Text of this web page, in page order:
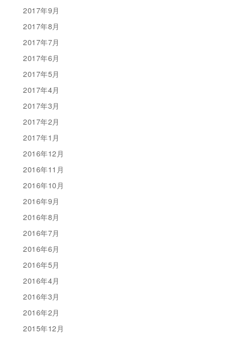
2017年9月
2017年8月
2017年7月
2017年6月
2017年5月
2017年4月
2017年3月
2017年2月
2017年1月
2016年12月
2016年11月
2016年10月
2016年9月
2016年8月
2016年7月
2016年6月
2016年5月
2016年4月
2016年3月
2016年2月
2015年12月